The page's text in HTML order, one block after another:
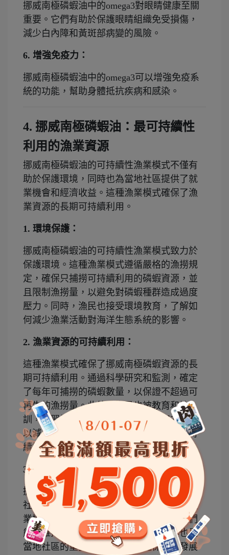
挪威南極磷蝦油中的omega3對眼睛健康至關
重要。它們有助於保護眼睛組織免受損傷，
減少白內障和黃斑部病變的風險。
6. 增強免疫力：
挪威南極磷蝦油中的omega3可以增強免疫系
統的功能，幫助身體抵抗疾病和感染。
4. 挪威南極磷蝦油：最可持續性
利用的漁業資源
挪威南極磷蝦油的可持續性漁業模式不僅有
助於保護環境，同時也為當地社區提供了就
業機會和經濟收益。這種漁業模式確保了漁
業資源的長期可持續利用。
1. 環境保護：
挪威南極磷蝦油的可持續性漁業模式致力於
保護環境。這種漁業模式遵循嚴格的漁撈規
定，確保只捕撈可持續利用的磷蝦資源，並
且限制漁撈量，以避免對磷蝦種群造成過度
壓力。同時，漁民也接受環境教育，了解如
何減少漁業活動對海洋生態系統的影響。
2. 漁業資源的可持續利用：
這種漁業模式確保了挪威南極磷蝦資源的長
期可持續利用。通過科學研究和監測，確定
了每年可捕撈的磷蝦數量，以保證不超過可
再生的漁撈量。此外，漁民也被教育和培
訓，學習如何選擇合適的漁撈區域和方法，
以減少對磷蝦種群的影響，確保資源的可持
續性。
3. 維護社區生計和文化：
挪威南極磷蝦油的可持續性漁業模式對當地
社區的生計和文化有著重要的維護作用。漁
業提供了當地居民穩定的收入來源，使他們
能夠維持生活和支持家庭。同時，漁業也是
當地社區的重要文化傳統，通過保護和發展